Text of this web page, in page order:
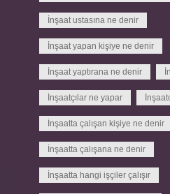
İnşaat ustasına ne denir
İnşaat yapan kişiye ne denir
İnşaat yaptırana ne denir
İnşaatçılar ne yapar
İnşaatta çalışan kişiye ne denir
İnşaatta çalışana ne denir
İnşaatta hangi işçiler çalışır